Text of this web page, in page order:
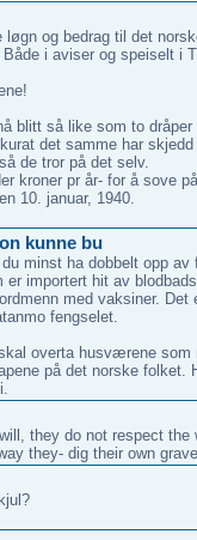
løgn og bedrag til det
i aviser og speiselt i
blitt så like som to dråper
det samme har
de tror på det selv.
kroner pr år- for å sove
10. januar, 1940.
kunne bu
minst ha dobbelt opp av
er importert hit av
med vaksiner.
fengselet.
overta husværene som
på det norske folket.
they do not respect the
they- dig their own